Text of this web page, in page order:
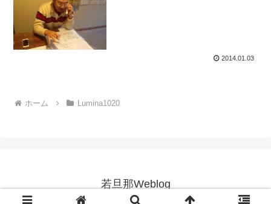
2014.01.03
ホーム Lumina1020
若旦那Weblog
Copyright © 2004-2026 若旦那Weblog All Rights Reserved.